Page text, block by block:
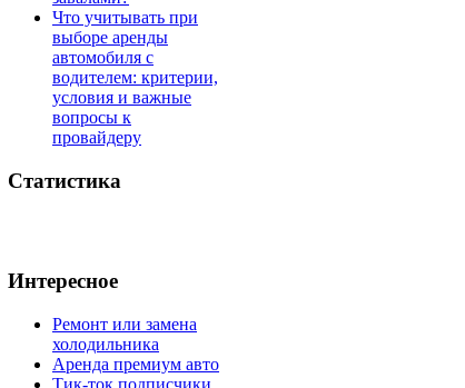
Что учитывать при
выборе аренды
автомобиля с
водителем: критерии,
условия и важные
вопросы к
провайдеру
Статистика
Интересное
Ремонт или замена
холодильника
Аренда премиум авто